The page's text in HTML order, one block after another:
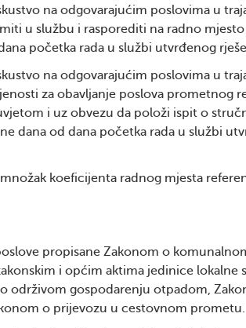
na odgovarajućim poslovima u
u službu i rasporediti na radno
početka rada u službi utvrđenog
na odgovarajućim poslovima u
za obavljanje poslova prometnog
i uz obvezu da položi ispit o
dana od dana početka rada u službi
koeficijenta radnog mjesta
propisane Zakonom o
i općim aktima jedinice lokalne
održivom gospodarenju otpadom,
o prijevozu u cestovnom prometu.